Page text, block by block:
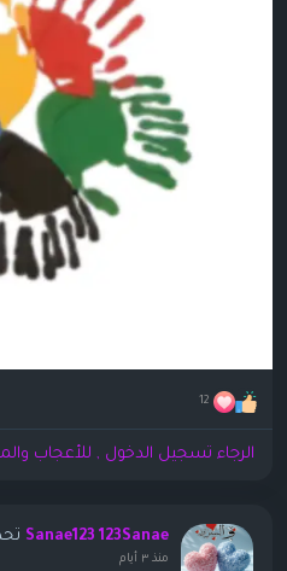
12
الرجاء تسجيل الدخول , للأعجاب
Sanae123 123Sanae
منذ ٣ أيام